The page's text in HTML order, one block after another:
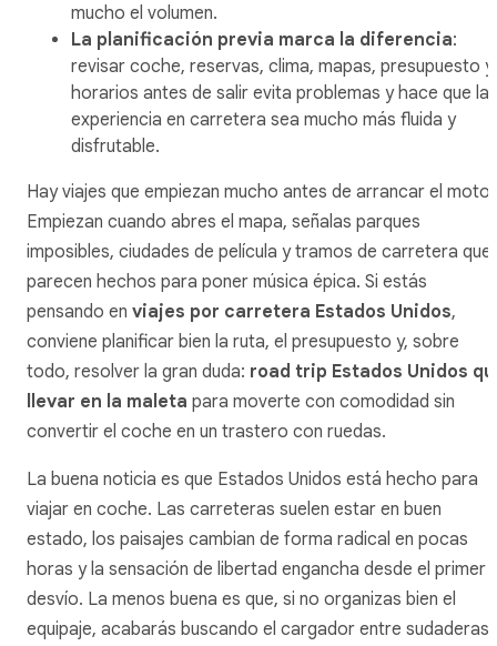
mucho el volumen.
La planificación previa marca la diferencia:
revisar coche, reservas, clima, mapas, presupuesto y
horarios antes de salir evita problemas y hace que la
experiencia en carretera sea mucho más fluida y
disfrutable.
Hay viajes que empiezan mucho antes de arrancar el
Empiezan cuando abres el mapa, señalas parques
imposibles, ciudades de película y tramos de carretera que
parecen hechos para poner música épica. Si estás
pensando en viajes por carretera Estados Unidos,
conviene planificar bien la ruta, el presupuesto y, sobre
todo, resolver la gran duda: road trip Estados Unidos
llevar en la maleta para moverte con comodidad sin
convertir el coche en un trastero con ruedas.
La buena noticia es que Estados Unidos está hecho para
viajar en coche. Las carreteras suelen estar en buen
estado, los paisajes cambian de forma radical en pocas
horas y la sensación de libertad engancha desde el primer
desvío. La menos buena es que, si no organizas bien el
equipaje, acabarás buscando el cargador entre sudaderas,